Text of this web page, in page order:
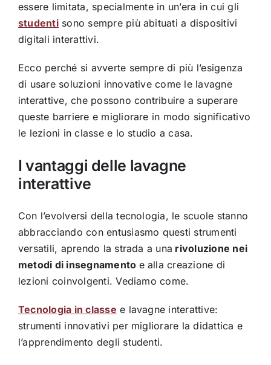
essere limitata, specialmente in un’era in cui gli
studentisono sempre più abituati a dispositivi
digitali interattivi.
Ecco perché si avverte sempre di più l’esigenza
di usare soluzioni innovative come le lavagne
interattive, che possono contribuire a superare
queste barriere e migliorare in modo significativo
le lezioni in classe e lo studio a casa.
I vantaggi delle lavagne
interattive
Con l’evolversi della tecnologia, le scuole stanno
abbracciando con entusiasmo questi strumenti
versatili, aprendo la strada a una rivoluzione nei
metodi di insegnamento e alla creazione di
lezioni coinvolgenti. Vediamo come.
Tecnologia in classe e lavagne interattive:
strumenti innovativi per migliorare la didattica e
l’apprendimento degli studenti.